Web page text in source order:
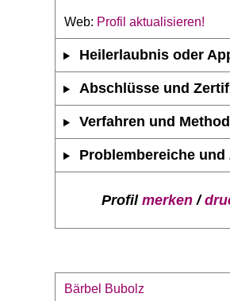
Web: Profil aktualisieren!
Heilerlaubnis oder
Abschlüsse und
Verfahren und
Problembereiche und
Profil merken/
Bärbel Bubolz